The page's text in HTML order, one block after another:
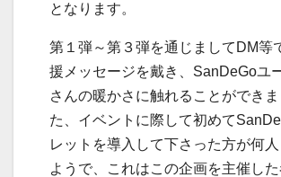
となります。
第１弾～第３弾を通じましてDM等
援メッセージを戴き、SanDeGoユ
さんの暖かさに触れることができま
た、イベントに際して初めて
レットを導入して下さった方が何
ようで、これはこの企画を主催し